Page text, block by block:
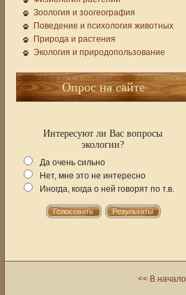
Зоология и зоогеография
Поведение и психология животных
Природа и растения
Экология и природопользование
Опрос на сайте
Интересуют ли Вас вопросы
экологии?
Да очень сильно
Нет, мне это не интересно
Иногда, когда о ней говорят по т.в.
<< В начало